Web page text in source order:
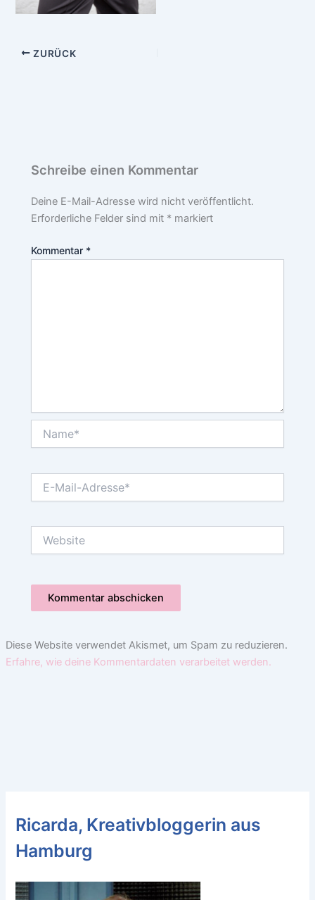
ZURÜCK
Schreibe einen Kommentar
Deine E-Mail-Adresse wird nicht veröffentlicht.
Erforderliche Felder sind mit * markiert
Kommentar *
Mail-
Diese Website verwendet Akismet, um Spam zu reduzieren.
Erfahre, wie deine Kommentardaten verarbeitet werden.
Ricarda, Kreativbloggerin aus
Hamburg